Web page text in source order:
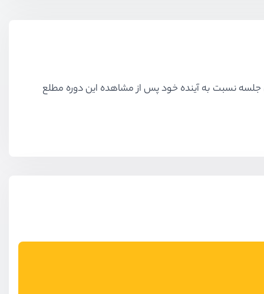
نسبت به آینده خود پس از مشاهده این دوره مطلع